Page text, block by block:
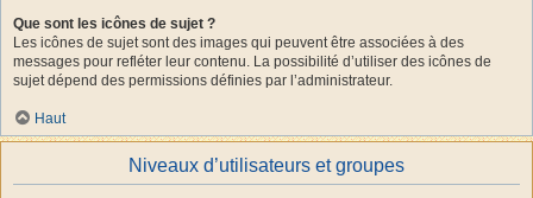
Que sont les icônes de sujet ?
Les icônes de sujet sont des images qui peuvent être associées à des
messages pour refléter leur contenu. La possibilité d’utiliser des icônes de
sujet dépend des permissions définies par l’administrateur.
Haut
Niveaux d’utilisateurs et groupes